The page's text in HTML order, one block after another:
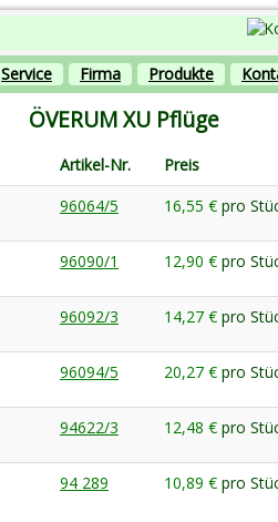
Service Firma Produkte
ÖVERUM XU Pflüge
Artikel-Nr.
Preis
96064/5 16,55 € pro
96090/1 12,90 € pro
96092/3 14,27 € pro
96094/5 20,27 € pro
94622/3 12,48 € pro
94 289 10,89 € pro